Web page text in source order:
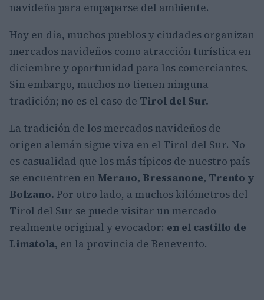
navideña para empaparse del ambiente.
Hoy en día, muchos pueblos y ciudades organizan
mercados navideños como atracción turística en
diciembre y oportunidad para los comerciantes.
Sin embargo, muchos no tienen ninguna
tradición; no es el caso de Tirol del Sur.
La tradición de los mercados navideños de
origen alemán sigue viva en el Tirol del Sur. No
es casualidad que los más típicos de nuestro país
se encuentren en Merano, Bressanone, Trento y
Bolzano. Por otro lado, a muchos kilómetros del
Tirol del Sur se puede visitar un mercado
realmente original y evocador: en el castillo de
Limatola, en la provincia de Benevento.